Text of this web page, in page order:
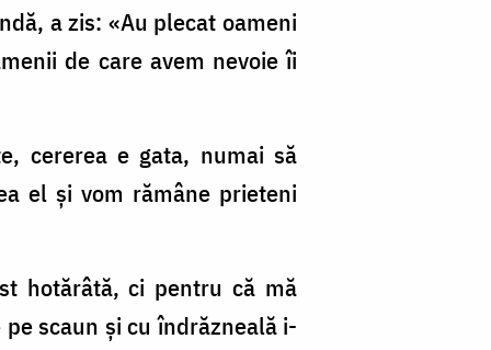
a zis: «Au plecat oameni
de care avem nevoie îi
cererea e gata, numai să
el şi vom rămâne prieteni
hotărâtă, ci pentru că mă
scaun şi cu îndrăzneală i-